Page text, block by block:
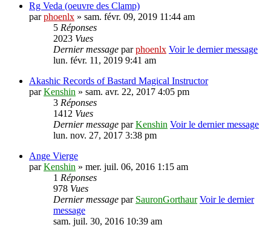
Rg Veda (oeuvre des Clamp)
parphoenlx » sam. févr. 09, 2019 11:44 am
5 Réponses
2023 Vues
Dernier message parphoenlx Voir le dernier message
lun. févr. 11, 2019 9:41 am
Akashic Records of Bastard Magical Instructor
parKenshin » sam. avr. 22, 2017 4:05 pm
3 Réponses
1412 Vues
Dernier message parKenshin Voir le dernier message
lun. nov. 27, 2017 3:38 pm
Ange Vierge
parKenshin » mer. juil. 06, 2016 1:15 am
1 Réponses
978 Vues
Dernier message par SauronGorthaur Voir le dernier
message
sam. juil. 30, 2016 10:39 am